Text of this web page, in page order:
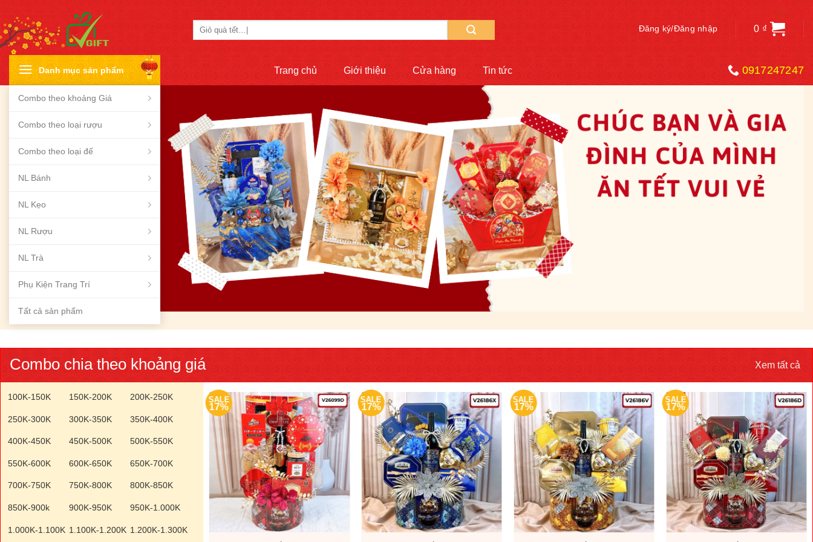
to
content
Tìm
Đăng ký/Đăng nhập 0 ₫
Danh mục sản phẩm
Combo theo khoảng Giá
Combo theo loại rượu
Combo theo loại đế
NL Bánh
NL Kẹo
NL Rượu
NL Trà
Phụ Kiện Trang Trí
Tất cả sản phẩm
Trang chủ Giới thiệu Cửa hàng Tin tức 0917247247
Combo chia theo khoảng giá Xem tất cả
100K-150K 150K-200K 200K-250K
250K-300K 300K-350K 350K-400K
400K-450K 450K-500K 500K-550K
550K-600K 600K-650K 650K-700K
700K-750K 750K-800K 800K-850K
850K-900k 900K-950K 950K-1.000K
1.000K-1.100K 1.100K-1.200K 1.200K-1.300K
SALE
17%
SALE
17%
SALE
17%
SALE
17%
SALE